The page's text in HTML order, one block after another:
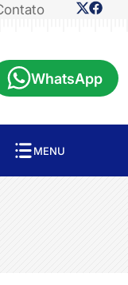
WhatsApp
MENU